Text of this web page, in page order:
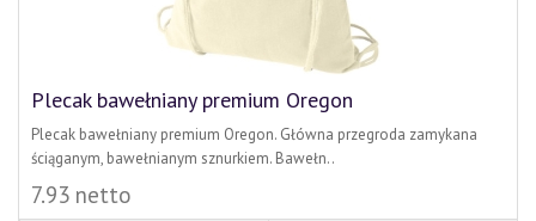
Plecak bawełniany premium Oregon
Plecak bawełniany premium Oregon. Główna przegroda zamykana
ściąganym, bawełnianym sznurkiem. Bawełn..
7.93 netto